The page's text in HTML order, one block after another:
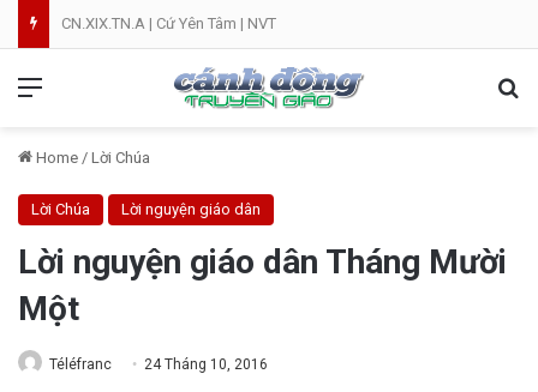
CN.XIX.TN.A | Cứ Yên Tâm | NVT
Home / Lời Chúa
Lời Chúa Lời nguyện giáo dân
Lời nguyện giáo dân Tháng Mười
Một
Téléfranc 24 Tháng 10, 2016